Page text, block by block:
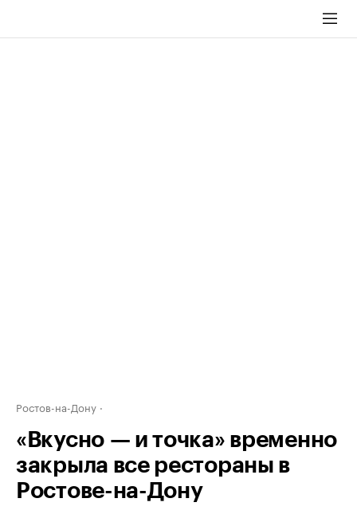
Ростов-на-Дону
«Вкусно — и точка» временно
закрыла все рестораны в
Ростове-на-Дону